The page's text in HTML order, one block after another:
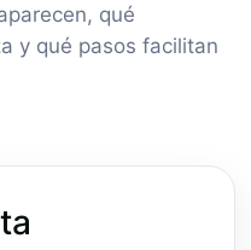
qué
y qué pasos facilitan